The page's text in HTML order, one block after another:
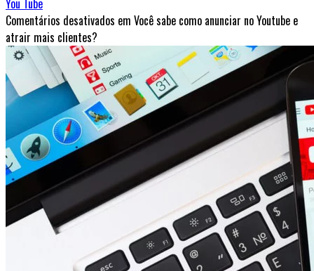
Comentários desativados em Você sabe como anunciar no Youtube e
atrair mais clientes?